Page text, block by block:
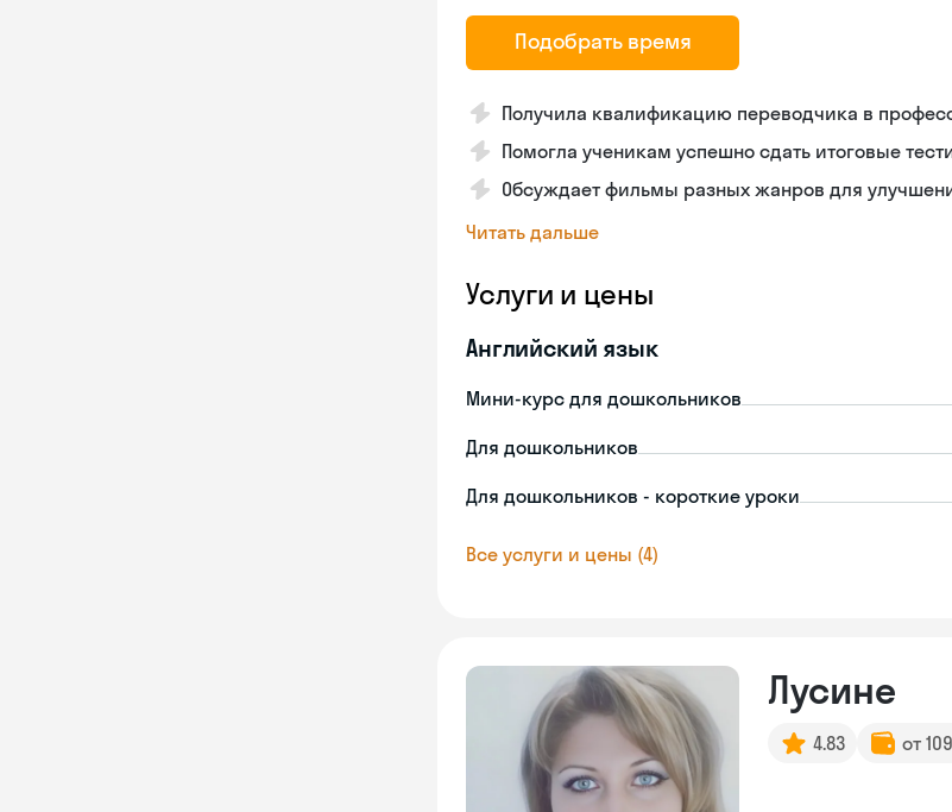
Подобрать время
Получила квалификацию переводчика в
Помогла ученикам успешно сдать итоговые
Обсуждает фильмы разных жанров для
Читать дальше
Услуги и цены
Английский язык
Мини-курс для дошкольников
Для дошкольников
Для дошкольников - короткие уроки
Все услуги и цены (4)
Лусине
4.83 от